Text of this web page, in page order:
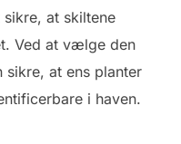
at skiltene
Ved at vælge den
sikre, at ens planter
i haven.